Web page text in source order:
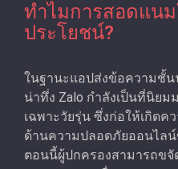
ทำไมการสอดแน
ประโยชน์?
ในฐานะแอปส่งข้อความชั้
น่าทึ่ง Zalo กําลังเป็นที่นิย
เฉพาะวัยรุ่น ซึ่งก่อให้เกิดค
ด้านความปลอดภัยออนไล
ตอนนี้ผู้ปกครองสามารถข